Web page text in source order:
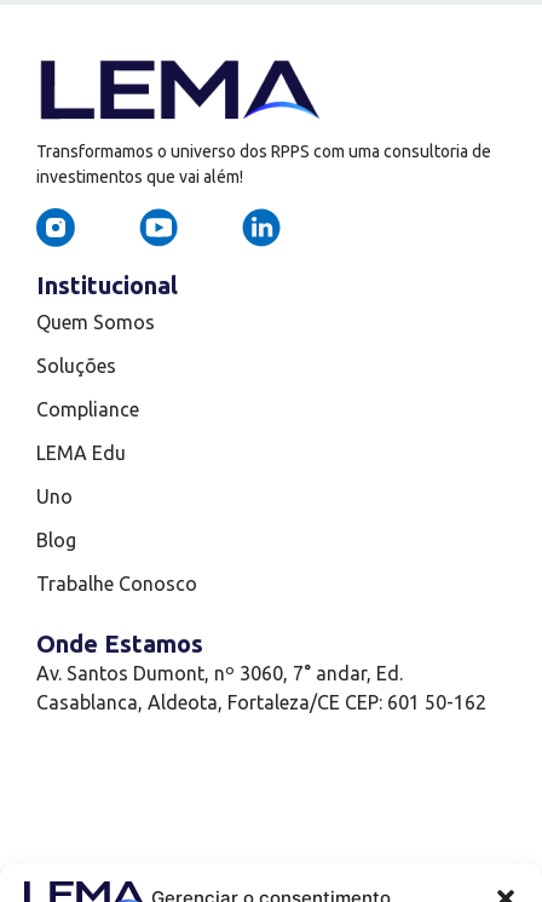
Gerenciar o consentimento
Transformamos o universo dos RPPS com uma consultoria de
investimentos que vai além!
Institucional
Quem Somos
Soluções
Compliance
LEMA Edu
Uno
Blog
Trabalhe Conosco
Onde Estamos
Av. Santos Dumont, nº 3060, 7° andar, Ed.
Casablanca, Aldeota, Fortaleza/CE CEP: 601 50-162